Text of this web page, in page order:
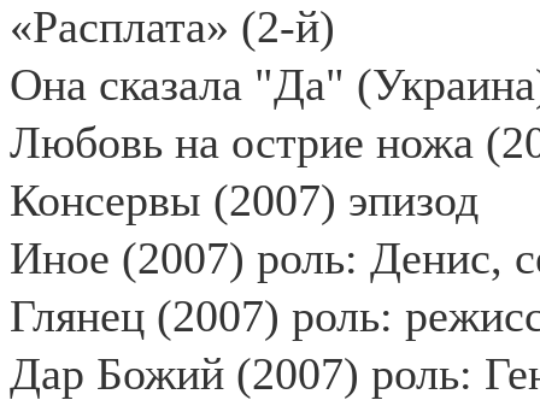
«Расплата» (2-й)
Она сказала "Да"
Любовь на острие ножа
Консервы (2007) эпизод
Иное (2007) роль: Денис,
Глянец (2007) роль:
Дар Божий (2007) роль: